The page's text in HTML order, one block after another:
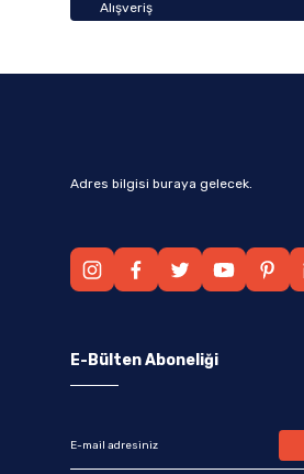
Adres bilgisi buraya gelecek.
E-Bülten Aboneliği